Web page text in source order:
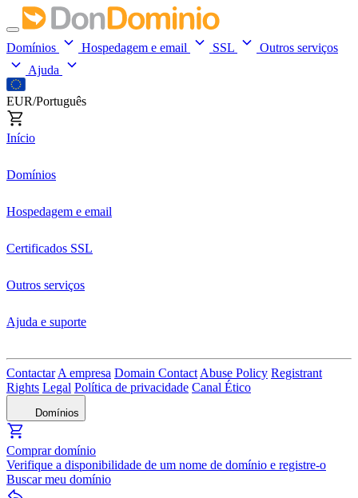
Domínios Hospedagem e email SSL
Outros serviços
Ajuda
EUR/Português
Início
Domínios
Hospedagem e email
Certificados SSL
Outros serviços
Ajuda e suporte
Contactar A empresa Domain Contact Abuse Policy Registrant
Rights Legal Política de privacidade Canal Ético
Domínios
Comprar domínio
Verifique a disponibilidade de um nome de domínio e registre-o
Buscar meu domínio